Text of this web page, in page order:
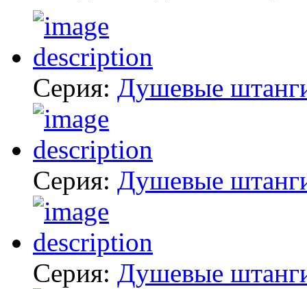
Серия: Душевые
Серия: Душевые
Серия: Душевые